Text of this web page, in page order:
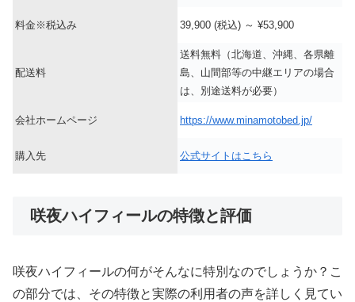
料金※税込み 39,900 (税込) ～ ¥53,900
配送料
送料無料（北海道、沖縄、各県離
島、山間部等の中継エリアの場合
は、別途送料が必要）
会社ホームページ https://www.minamotobed.jp/
購入先 公式サイトはこちら
咲夜ハイフィールの特徴と評価
咲夜ハイフィールの何がそんなに特別なのでしょうか？こ
の部分では、その特徴と実際の利用者の声を詳しく見てい